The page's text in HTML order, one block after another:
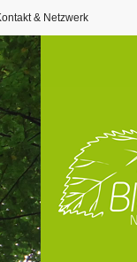
& Netzwerk